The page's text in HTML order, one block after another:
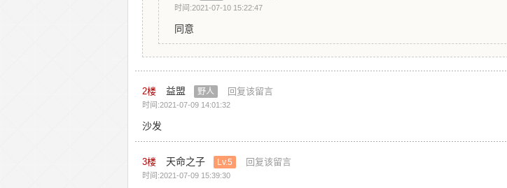
时间:2021-07-10 15:22:47
同意
2楼 益盟 野人 回复该留言
时间:2021-07-09 14:01:32
沙发
3楼 天命之子 Lv.5 回复该留言
时间:2021-07-09 15:39:30